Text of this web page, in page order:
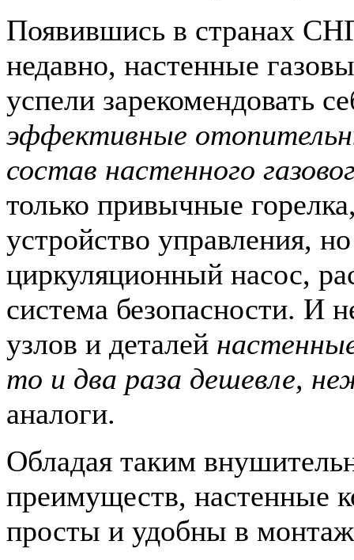
Появившись в странах
недавно, настенные
успели зарекомендовать
эффективные
состав настенного
только привычные
устройство управления,
циркуляционный насос,
система безопасности. И
узлов и деталей
то и два раза дешевле,
аналоги.
Обладая таким
преимуществ, настенные
просты и удобны в